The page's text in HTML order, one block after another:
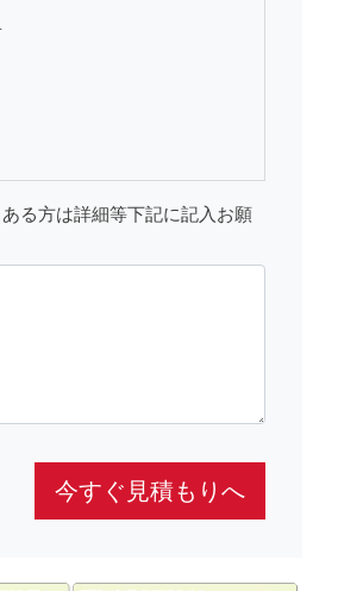
る方は詳細等下記に記入お願
今すぐ見積もりへ